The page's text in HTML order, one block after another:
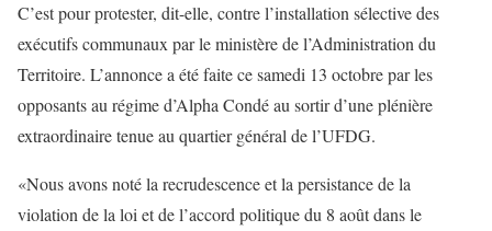
C’est pour protester, dit-elle, contre l’installation sélective des
exécutifs communaux par le ministère de l’Administration du
Territoire. L’annonce a été faite ce samedi 13 octobre par les
opposants au régime d’Alpha Condé au sortir d’une plénière
extraordinaire tenue au quartier général de l’UFDG.
«Nous avons noté la recrudescence et la persistance de la
violation de la loi et de l’accord politique du 8 août dans le